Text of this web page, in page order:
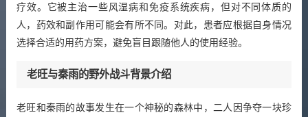
疗效。它被主治一些风湿病和免疫系统疾病，但对不同体质的
人，药效和副作用可能会有所不同。对此，患者应根据自身情况
选择合适的用药方案，避免盲目跟随他人的使用经验。
老旺与秦雨的野外战斗背景介绍
老旺和秦雨的故事发生在一个神秘的森林中，二人因争夺一块珍